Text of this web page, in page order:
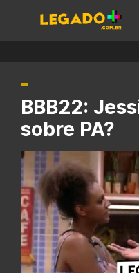
BBB22:
sobre PA?